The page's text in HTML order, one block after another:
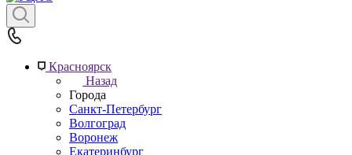
Красноярск
Назад
Города
Санкт-Петербург
Волгоград
Воронеж
Екатеринбург